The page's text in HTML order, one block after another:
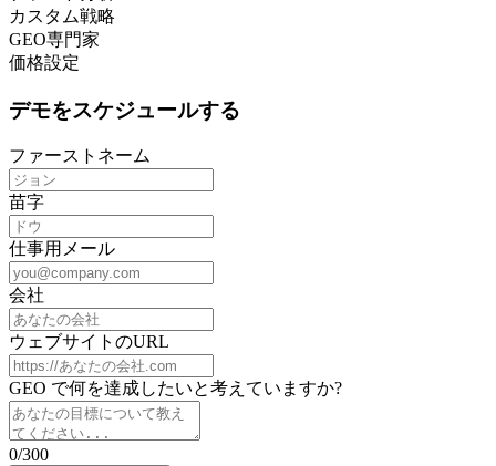
カスタム戦略
GEO専門家
価格設定
デモをスケジュールする
ファーストネーム
苗字
仕事用メール
会社
ウェブサイトのURL
GEO で何を達成したいと考えていますか?
0/300